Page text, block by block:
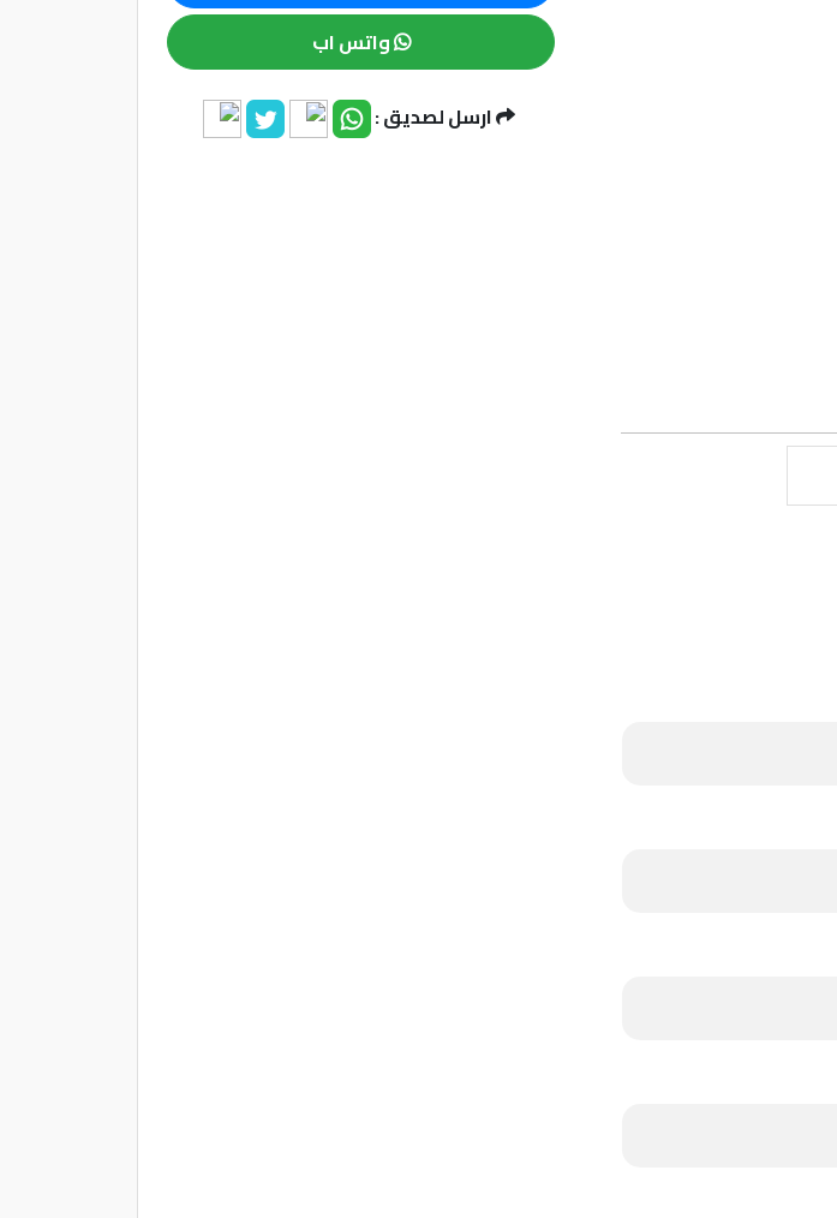
واتس اب
ارسل لصديق :